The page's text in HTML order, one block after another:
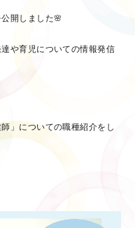
開しました🌸
や育児についての情報発信
」についての職種紹介をし